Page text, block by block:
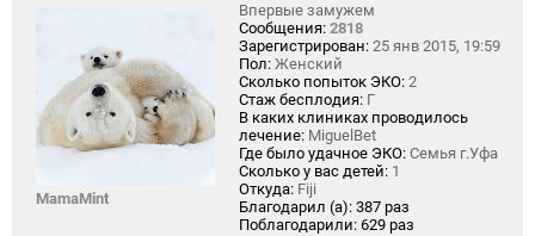
MamaMint
Впервые замужем
Сообщения: 2818
Зарегистрирован: 25 янв 2015, 19:59
Пол: Женский
Сколько попыток ЭКО: 2
Стаж бесплодия: Г
В каких клиниках проводилось
лечение: MiguelBet
Где было удачное ЭКО: Семья г.Уфа
Сколько у вас детей: 1
Откуда: Fiji
Благодарил (а): 387 раз
Поблагодарили: 629 раз